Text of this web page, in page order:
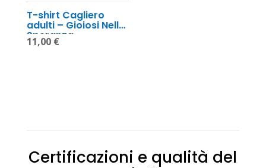
T-shirt Cagliero
adulti – Gioiosi Nella
Speranza
11,00 €
Certificazioni e qualità del